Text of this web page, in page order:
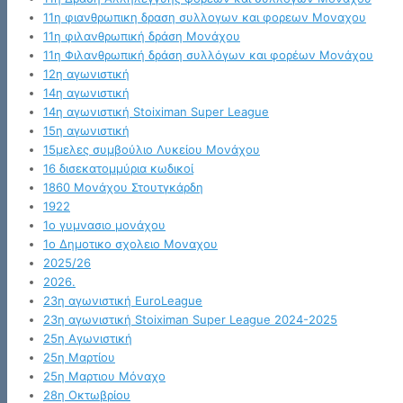
11η φιανθρωπικη δραση συλλογων και φορεων Μοναχου
11η φιλανθρωπική δράση Μονάχου
11η Φιλανθρωπική δράση συλλόγων και φορέων Μονάχου
12η αγωνιστική
14η αγωνιστική
14η αγωνιστική Stoiximan Super League
15η αγωνιστική
15μελες συμβούλιο Λυκείου Μονάχου
16 δισεκατομμύρια κωδικοί
1860 Μονάχου Στουτγκάρδη
1922
1ο γυμνασιο μονάχου
1ο Δημοτικο σχολειο Μοναχου
2025/26
2026.
23η αγωνιστική EuroLeague
23η αγωνιστική Stoiximan Super League 2024-2025
25η Αγωνιστική
25η Μαρτίου
25η Μαρτιου Μόναχο
28η Οκτωβρίου